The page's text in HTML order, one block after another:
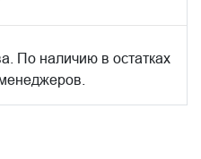
По наличию в остатках